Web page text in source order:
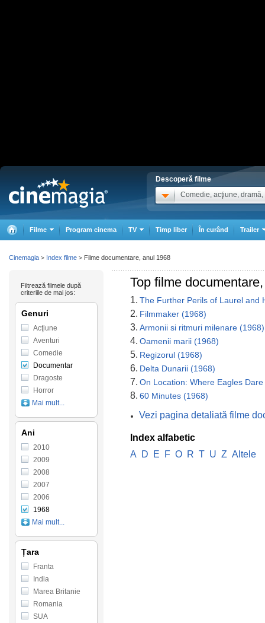
Descoperă filme
Comedie, acţiune, dramă,
Filme Program cinema TV Timp liber În curând Trailer
Top filme
1. The Further Perils of Laurel and
2. Filmmaker (1968)
3. Armonii si ritmuri milenare (1968)
4. Oamenii marii (1968)
5. Regizorul (1968)
6. Delta Dunarii (1968)
7. On Location: Where Eagles
8. 60 Minutes (1968)
Vezi pagina detaliată filme
Index alfabetic
A
D E F O R T U Z Altele
Filtrează filmele după
criteriile de mai jos:
Genuri
Acţiune
Aventuri
Comedie
Documentar
Dragoste
Horror
Mai mult...
Ani
2010
2009
2008
2007
2006
1968
Mai mult...
Țara
Franta
India
Marea Britanie
Romania
SUA
Cinemagia > Index filme > Filme documentare, anul 1968